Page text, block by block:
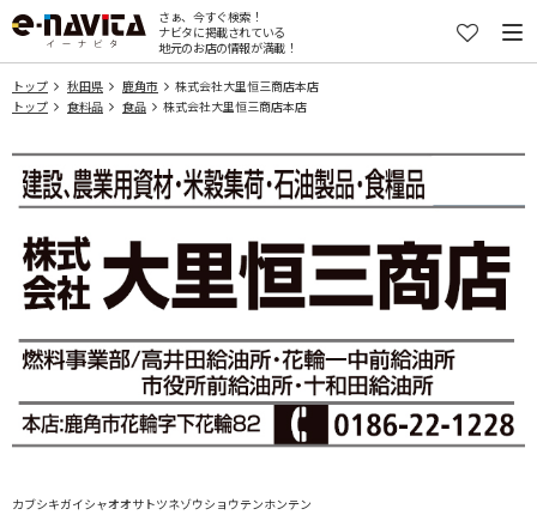
さぁ、今すぐ検索！
ナビタに掲載されている
地元のお店の情報が満載！
トップ 秋田県 鹿角市
株式会社大里恒三商店本店
トップ
食料品 食品 株式会社大里恒三商店本店
カブシキガイシャオオサトツネゾウショウテンホンテン